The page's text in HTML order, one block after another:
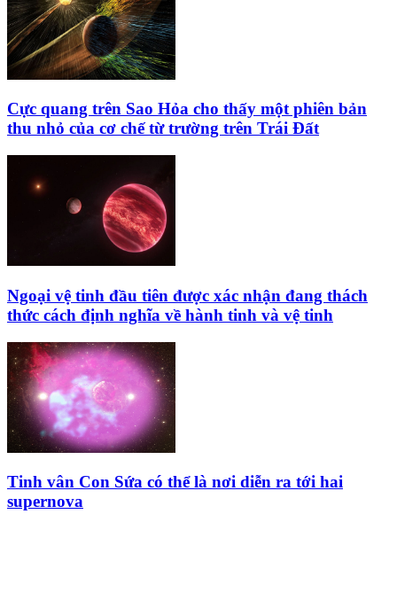
Cực quang trên Sao Hỏa cho thấy một phiên bản
thu nhỏ của cơ chế từ trường trên Trái Đất
Ngoại vệ tinh đầu tiên được xác nhận đang thách
thức cách định nghĩa về hành tinh và vệ tinh
Tinh vân Con Sứa có thể là nơi diễn ra tới hai
supernova